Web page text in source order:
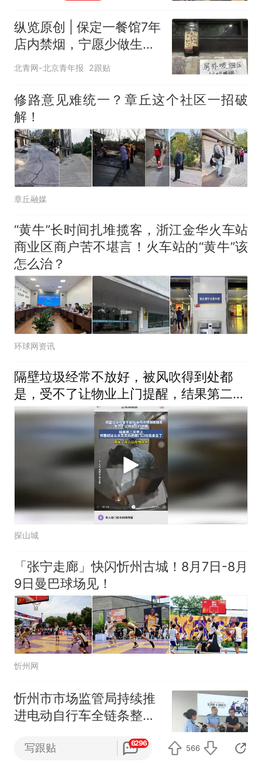
纵览原创 | 保定一餐馆7年
店内禁烟，宁愿少做生意
也决不妥协，店内清清爽
全民抵制室内吸烟
北青网-北京青年报 2跟贴
修路意见难统一？章丘这个社区一招破
解！
章丘融媒
“黄牛”长时间扎堆揽客，浙江金华火车站
商业区商户苦不堪言！火车站的“黄牛”该
怎么治？
环球网资讯
隔壁垃圾经常不放好，被风吹得到处都
是，受不了让物业上门提醒，结果第二天
早上邻居就这么水灵灵的把家门口垃圾拿
走了
探山城
「张宁走廊」快闪忻州古城！8月7日-8月
9日曼巴球场见！
忻州网
忻州市市场监管局持续推
进电动自行车全链条整治
写跟贴 6296
566